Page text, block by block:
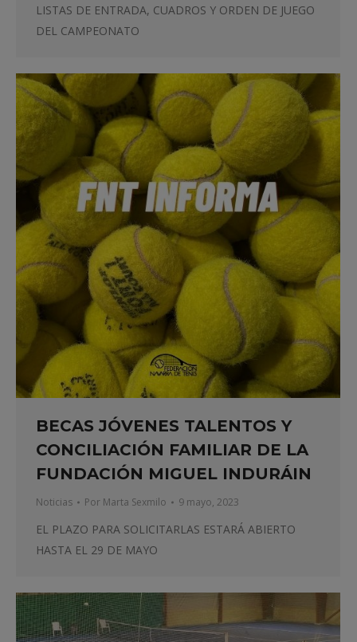
LISTAS DE ENTRADA, CUADROS Y ORDEN DE JUEGO
DEL CAMPEONATO
BECAS JÓVENES TALENTOS Y
CONCILIACIÓN FAMILIAR DE LA
FUNDACIÓN MIGUEL INDURÁIN
Noticias Por Marta Sexmilo 9 mayo, 2023
EL PLAZO PARA SOLICITARLAS ESTARÁ ABIERTO
HASTA EL 29 DE MAYO